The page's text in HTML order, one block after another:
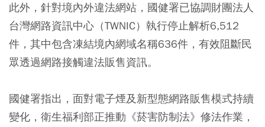
此外，針對境內外違法網站，國健署已協調財團法人
台灣網路資訊中心（TWNIC）執行停止解析6,512
件，其中包含凍結境內網域名稱636件，有效阻斷民
眾透過網路接觸違法販售資訊。
國健署指出，面對電子煙及新型態網路販售模式持續
變化，衛生福利部正推動《菸害防制法》修法作業，